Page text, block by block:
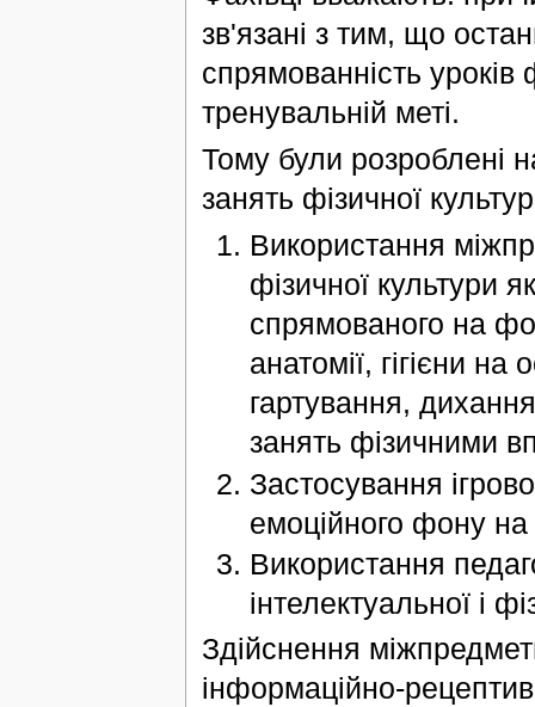
зв'язані з тим, що
спрямованність уроків
тренувальній меті.
Тому були розроблені
занять фізичної
Використання
фізичної культури
спрямованого на
анатомії, гігієни
гартування,
занять фізичними
Застосування
емоційного фону на
Використання
інтелектуальної і
Здійснення
інформаційно-